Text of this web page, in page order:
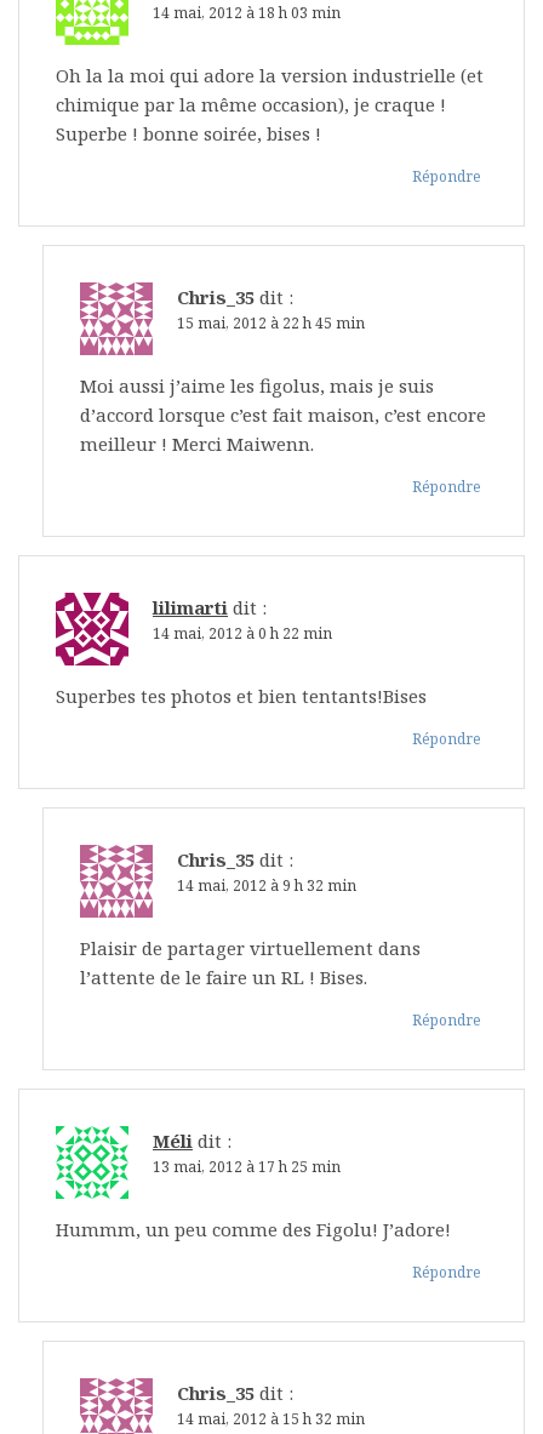
14 mai, 2012 à 18 h 03 min
Oh la la moi qui adore la version industrielle (et
chimique par la même occasion), je craque !
Superbe ! bonne soirée, bises !
Répondre
Chris_35 dit :
15 mai, 2012 à 22 h 45 min
Moi aussi j’aime les figolus, mais je suis
d’accord lorsque c’est fait maison, c’est encore
meilleur ! Merci Maiwenn.
Répondre
lilimarti dit :
14 mai, 2012 à 0 h 22 min
Superbes tes photos et bien tentants!Bises
Répondre
Chris_35 dit :
14 mai, 2012 à 9 h 32 min
Plaisir de partager virtuellement dans
l’attente de le faire un RL ! Bises.
Répondre
Méli dit :
13 mai, 2012 à 17 h 25 min
Hummm, un peu comme des Figolu! J’adore!
Répondre
Chris_35 dit :
14 mai, 2012 à 15 h 32 min